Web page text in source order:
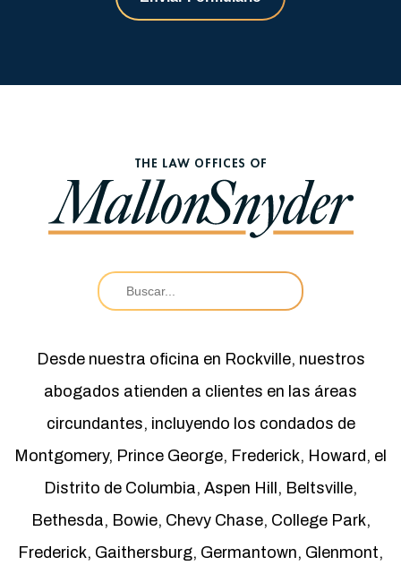
Desde nuestra oficina en Rockville, nuestros
abogados atienden a clientes en las áreas
circundantes, incluyendo los condados de
Montgomery, Prince George, Frederick, Howard, el
Distrito de Columbia, Aspen Hill, Beltsville,
Bethesda, Bowie, Chevy Chase, College Park,
Frederick, Gaithersburg, Germantown, Glenmont,